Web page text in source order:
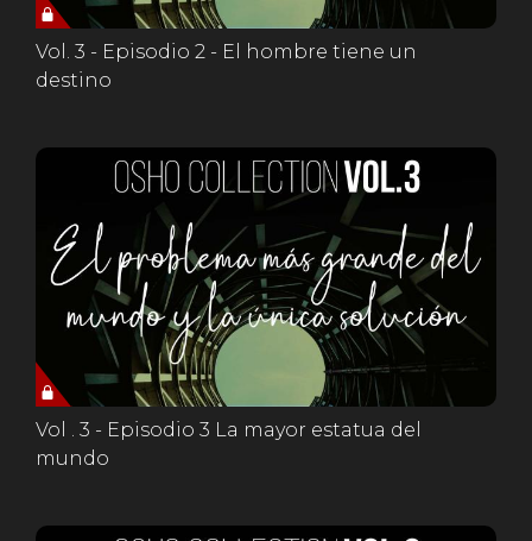
Vol. 3 - Episodio 2 - El hombre tiene un
destino
Vol . 3 - Episodio 3 La mayor estatua del
mundo